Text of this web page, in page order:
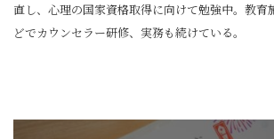
直し、心理の国家資格取得に向けて勉強中。教育
どでカウンセラー研修、実務も続けている。